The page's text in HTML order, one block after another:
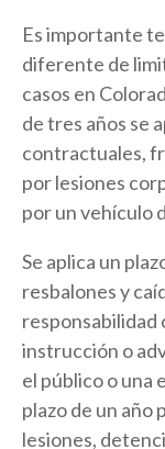
Es importante
diferente de
casos en
de tres años se
contractuales,
por lesiones
por un vehículo
Se aplica un
resbalones y
responsabilidad
instrucción o
el público o una
plazo de un año
lesiones,